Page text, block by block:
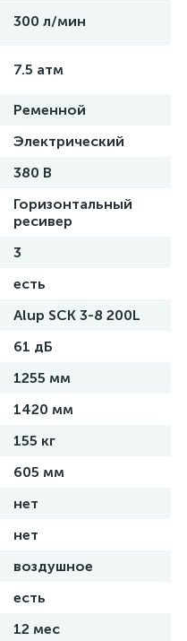
300 л/мин
7.5 атм
Ременной
Электрический
380 В
Горизонтальный
ресивер
3
есть
Alup SCK 3-8 200L
61 дБ
1255 мм
1420 мм
155 кг
605 мм
нет
нет
воздушное
есть
12 мес